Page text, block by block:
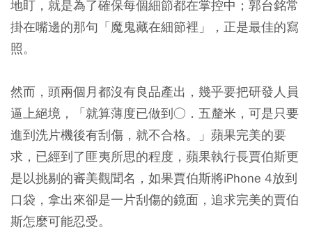
地盯，就是為了確保每個細節都在掌控中；郭台銘常
掛在嘴邊的那句「魔鬼藏在細節裡」，正是最佳的寫
照。
然而，頭兩個月都沒有良品產出，幾乎要把研發人員
逼上絕境，「就算薄度已做到○．五釐米，可是只要
進到洗片機後有刮傷，就不合格。」蘋果完美的要
求，已經到了匪夷所思的程度，蘋果執行長賈伯斯更
是以挑剔的審美觀聞名，如果賈伯斯將iPhone 4放到
口袋，拿出來卻是一片刮傷的鏡面，追求完美的賈伯
斯怎麼可能忍受。